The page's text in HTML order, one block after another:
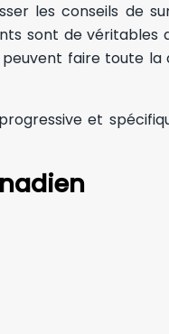
les conseils de
sont de véritables
faire toute
et